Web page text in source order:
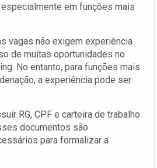
em funções mais
vagas não exigem experiência
de muitas oportunidades no
No entanto, para funções mais
a experiência pode ser
RG, CPF e carteira de trabalho
documentos são
para formalizar a